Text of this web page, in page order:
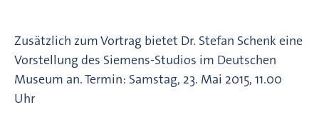
Zusätzlich zum Vortrag bietet Dr. Stefan Schenk eine
Vorstellung des Siemens-Studios im Deutschen
Museum an. Termin: Samstag, 23. Mai 2015, 11.00
Uhr